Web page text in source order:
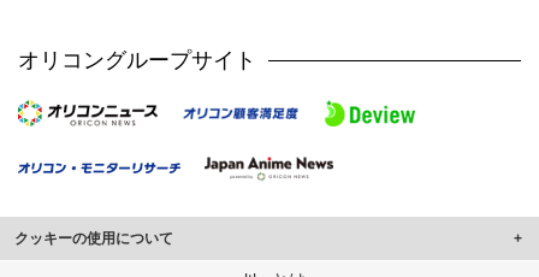
オリコングループサイト
クッキーの使用について